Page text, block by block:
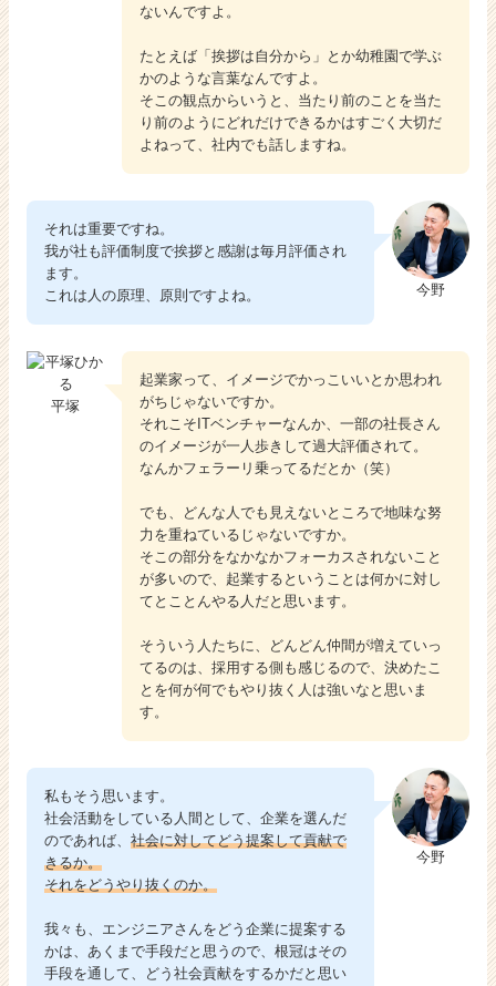
ないんですよ。
たとえば「挨拶は自分から」とか幼稚園で学ぶ
かのような言葉なんですよ。
そこの観点からいうと、当たり前のことを当た
り前のようにどれだけできるかはすごく大切だ
よねって、社内でも話しますね。
今野
それは重要ですね。
我が社も評価制度で挨拶と感謝は毎月評価され
ます。
これは人の原理、原則ですよね。
平塚
起業家って、イメージでかっこいいとか思われ
がちじゃないですか。
それこそITベンチャーなんか、一部の社長さん
のイメージが一人歩きして過大評価されて。
なんかフェラーリ乗ってるだとか（笑）
でも、どんな人でも見えないところで地味な努
力を重ねているじゃないですか。
そこの部分をなかなかフォーカスされないこと
が多いので、起業するということは何かに対し
てとことんやる人だと思います。
そういう人たちに、どんどん仲間が増えていっ
てるのは、採用する側も感じるので、決めたこ
とを何が何でもやり抜く人は強いなと思いま
す。
今野
私もそう思います。
社会活動をしている人間として、企業を選んだ
のであれば、 社会に対してどう提案して貢献で
きるか。
それをどうやり抜くのか。
我々も、エンジニアさんをどう企業に提案する
かは、あくまで手段だと思うので、根冠はその
手段を通して、どう社会貢献をするかだと思い